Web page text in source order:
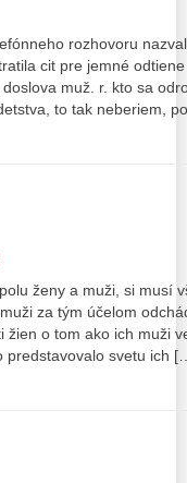
rozhovoru
cit pre jemné
muž. r. kto sa
to tak neberiem,
ženy a muži, si musí
za tým účelom
o tom ako ich muži
predstavovalo svetu ich